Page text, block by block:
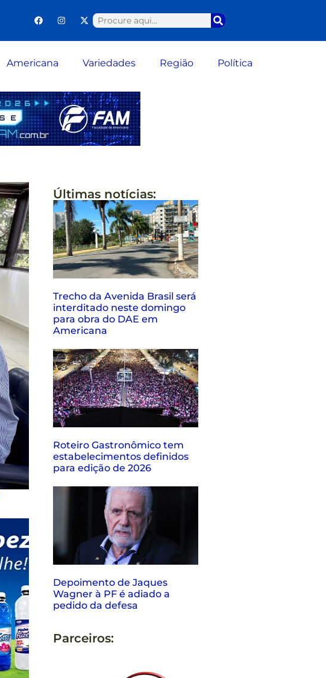
Americana Variedades Região Política
Últimas notícias:
Trecho da Avenida Brasil será
interditado neste domingo
para obra do DAE em
Americana
Roteiro Gastronômico tem
estabelecimentos definidos
para edição de 2026
Depoimento de Jaques
Wagner à PF é adiado a
pedido da defesa
Parceiros: